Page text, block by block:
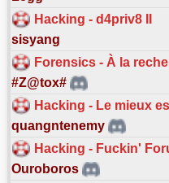
Hacking - d4priv8 II
sisyang
Forensics - À la
#Z@tox#
Hacking - Le mieux
quangntenemy
Hacking - Fuckin'
Ouroboros